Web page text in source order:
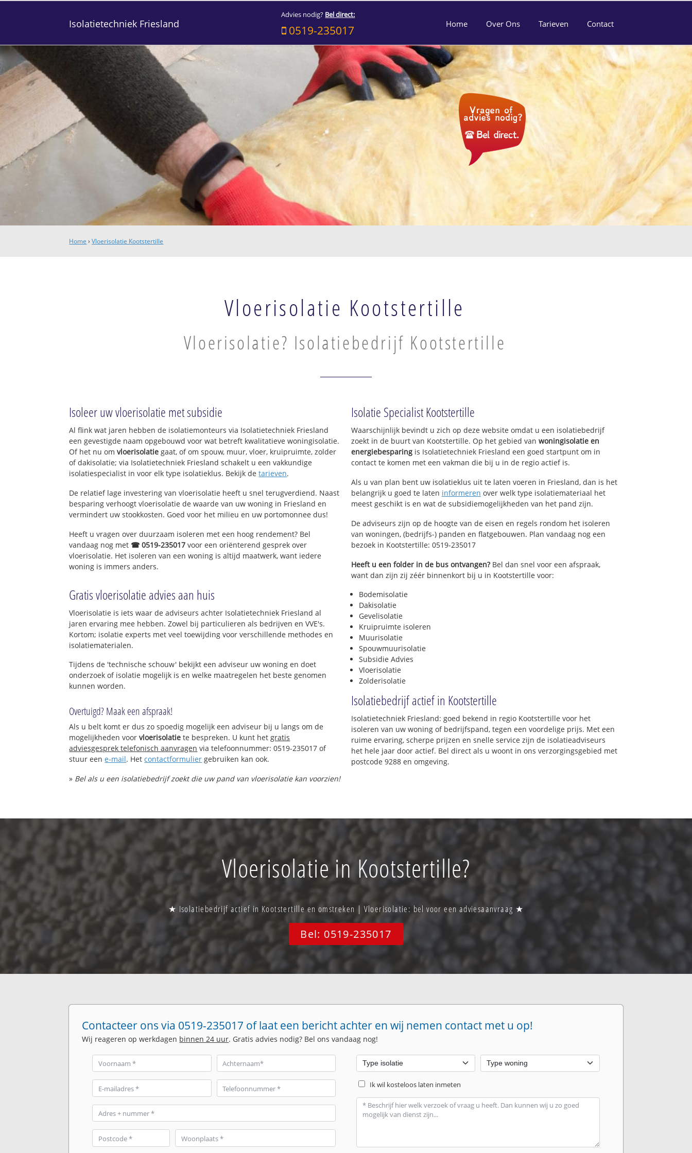
Isolatietechniek Friesland
Advies nodig? Bel direct:
0519-235017 Home Over Ons Tarieven Contact
Home ›Vloerisolatie Kootstertille
Vloerisolatie Kootstertille
Vloerisolatie? Isolatiebedrijf Kootstertille
Isoleer uw vloerisolatie met subsidie
Al flink wat jaren hebben de isolatiemonteurs via Isolatietechniek Friesland
een gevestigde naam opgebouwd voor wat betreft kwalitatieve woningisolatie.
Of het nu omvloerisolatie gaat, of om spouw, muur, vloer, kruipruimte, zolder
of dakisolatie; via Isolatietechniek Friesland schakelt u een vakkundige
isolatiespecialist in voor elk type isolatieklus. Bekijk detarieven.
De relatief lage investering van vloerisolatie heeft u snel terugverdiend. Naast
besparing verhoogt vloerisolatie de waarde van uw woning in Friesland en
vermindert uw stookkosten. Goed voor het milieu en uw portomonnee dus!
Heeft u vragen over duurzaam isoleren met een hoog rendement? Bel
vandaag nog met ☎ 0519-235017 voor een oriënterend gesprek over
vloerisolatie. Het isoleren van een woning is altijd maatwerk, want iedere
woning is immers anders.
Gratis vloerisolatie advies aan huis
Vloerisolatie is iets waar de adviseurs achter Isolatietechniek Friesland al
jaren ervaring mee hebben. Zowel bij particulieren als bedrijven en VVE's.
Kortom; isolatie experts met veel toewijding voor verschillende methodes en
isolatiematerialen.
Tijdens de 'technische schouw' bekijkt een adviseur uw woning en doet
onderzoek of isolatie mogelijk is en welke maatregelen het beste genomen
kunnen worden.
Overtuigd? Maak een afspraak!
Als u belt komt er dus zo spoedig mogelijk een adviseur bij u langs om de
mogelijkheden voorvloerisolatie te bespreken. U kunt hetgratis
adviesgesprek telefonisch aanvragen via telefoonnummer: 0519-235017 of
stuur eene-mail. Hetcontactformulier gebruiken kan ook.
» Bel als u een isolatiebedrijf zoekt die uw pand van vloerisolatie kan voorzien!
Isolatie Specialist Kootstertille
Waarschijnlijk bevindt u zich op deze website omdat u een isolatiebedrijf
zoekt in de buurt van Kootstertille. Op het gebied van woningisolatie en
energiebesparing is Isolatietechniek Friesland een goed startpunt om in
contact te komen met een vakman die bij u in de regio actief is.
Als u van plan bent uw isolatieklus uit te laten voeren in Friesland, dan is het
belangrijk u goed te laten informeren over welk type isolatiemateriaal het
meest geschikt is en wat de subsidiemogelijkheden van het pand zijn.
De adviseurs zijn op de hoogte van de eisen en regels rondom het isoleren
van woningen, (bedrijfs-) panden en flatgebouwen. Plan vandaag nog een
bezoek in Kootstertille: 0519-235017
Heeft u een folder in de bus ontvangen?Bel dan snel voor een afspraak,
want dan zijn zij zéér binnenkort bij u in Kootstertille voor:
Bodemisolatie
Dakisolatie
Gevelisolatie
Kruipruimte isoleren
Muurisolatie
Spouwmuurisolatie
Subsidie Advies
Vloerisolatie
Zolderisolatie
Isolatiebedrijf actief in Kootstertille
Isolatietechniek Friesland: goed bekend in regio Kootstertille voor het
isoleren van uw woning of bedrijfspand, tegen een voordelige prijs. Met een
ruime ervaring, scherpe prijzen en snelle service zijn de isolatieadviseurs
het hele jaar door actief. Bel direct als u woont in ons verzorgingsgebied met
postcode 9288 en omgeving.
Vloerisolatie in Kootstertille?
★ Isolatiebedrijf actief in Kootstertille en omstreken | Vloerisolatie: bel voor een adviesaanvraag ★
Bel: 0519-235017
Contacteer ons via 0519-235017 of laat een bericht achter en wij nemen contact met u op!
Wij reageren op werkdagen binnen 24 uur. Gratis advies nodig? Bel ons vandaag nog!
Ik wil kosteloos laten inmeten